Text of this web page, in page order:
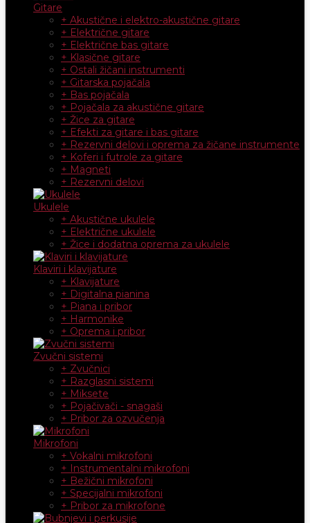
Gitare
+ Akustične i elektro-akustične gitare
+ Električne gitare
+ Električne bas gitare
+ Klasične gitare
+ Ostali žičani instrumenti
+ Gitarska pojačala
+ Bas pojačala
+ Pojačala za akustične gitare
+ Žice za gitare
+ Efekti za gitare i bas gitare
+ Rezervni delovi i oprema za žičane instrumente
+ Koferi i futrole za gitare
+ Magneti
+ Rezervni delovi
Ukulele
+ Akustične ukulele
+ Električne ukulele
+ Žice i dodatna oprema za ukulele
Klaviri i klavijature
+ Klavijature
+ Digitalna pianina
+ Piana i pribor
+ Harmonike
+ Oprema i pribor
Zvučni sistemi
+ Zvučnici
+ Razglasni sistemi
+ Miksete
+ Pojačivači - snagaši
+ Pribor za ozvučenja
Mikrofoni
+ Vokalni mikrofoni
+ Instrumentalni mikrofoni
+ Bežični mikrofoni
+ Specijalni mikrofoni
+ Pribor za mikrofone